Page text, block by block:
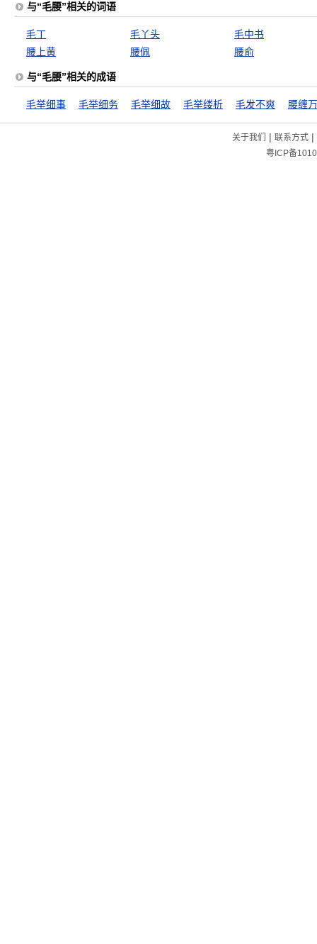
与“毛腰”相关的词语
毛丁 毛丫头
毛中书
腰上黄
腰佩 腰俞
与“毛腰”相关的成语
毛举细事 毛举细务 毛举细故 毛举缕析 毛发不爽 腰缠
关于我们 | 联系方式|
粤ICP备